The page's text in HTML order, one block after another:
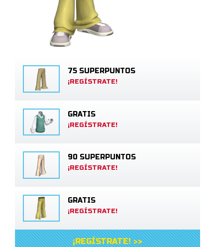
75 SUPERPUNTOS
¡REGÍSTRATE!
GRATIS
¡REGÍSTRATE!
90 SUPERPUNTOS
¡REGÍSTRATE!
GRATIS
¡REGÍSTRATE!
¡REGÍSTRATE! >>